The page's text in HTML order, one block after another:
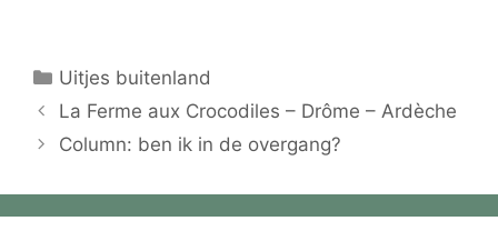
Categorieën
Uitjes buitenland
La Ferme aux Crocodiles – Drôme – Ardèche
Column: ben ik in de overgang?